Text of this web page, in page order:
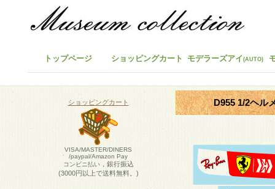
D955 1/2ヘル
トップページ ショッピングカート モデラーズアイ(AUTO)
ショッピングカート
VISA/MASTER/DINERS
/paypal/Amazon Pay
コンビニ払い，銀行振込
(3000円以上で送料無料。)